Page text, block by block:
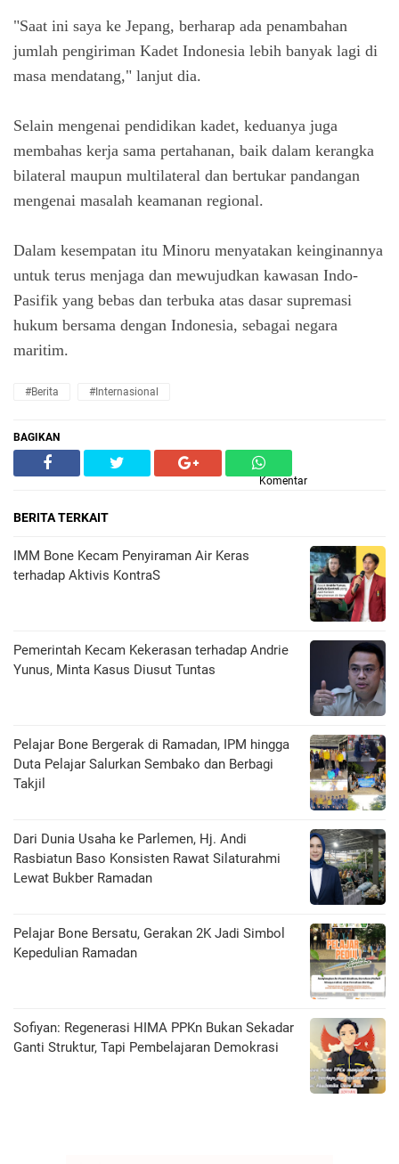
"Saat ini saya ke Jepang, berharap ada penambahan
jumlah pengiriman Kadet Indonesia lebih banyak lagi di
masa mendatang," lanjut dia.
Selain mengenai pendidikan kadet, keduanya juga
membahas kerja sama pertahanan, baik dalam kerangka
bilateral maupun multilateral dan bertukar pandangan
mengenai masalah keamanan regional.
Dalam kesempatan itu Minoru menyatakan keinginannya
untuk terus menjaga dan mewujudkan kawasan Indo-
Pasifik yang bebas dan terbuka atas dasar supremasi
hukum bersama dengan Indonesia, sebagai negara
maritim.
#Berita #Internasional
BAGIKAN
Komentar
BERITA TERKAIT
IMM Bone Kecam Penyiraman Air Keras
terhadap Aktivis KontraS
Pemerintah Kecam Kekerasan terhadap Andrie
Yunus, Minta Kasus Diusut Tuntas
Pelajar Bone Bergerak di Ramadan, IPM hingga
Duta Pelajar Salurkan Sembako dan Berbagi
Takjil
Dari Dunia Usaha ke Parlemen, Hj. Andi
Rasbiatun Baso Konsisten Rawat Silaturahmi
Lewat Bukber Ramadan
Pelajar Bone Bersatu, Gerakan 2K Jadi Simbol
Kepedulian Ramadan
Sofiyan: Regenerasi HIMA PPKn Bukan Sekadar
Ganti Struktur, Tapi Pembelajaran Demokrasi